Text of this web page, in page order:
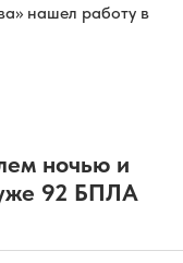
нашел работу в
ночью и
92 БПЛА